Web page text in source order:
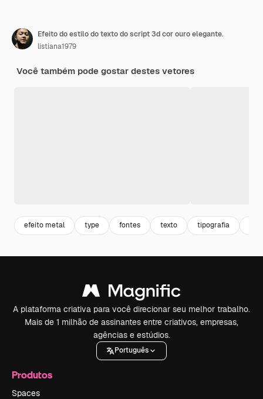
Efeito do estilo do texto do script 3d cor ouro elegante.
listiana1979
Você também pode gostar destes vetores
efeito metal type fontes texto tipografia
A plataforma criativa para você direcionar seu melhor trabalho.
Mais de 1 milhão de assinantes entre criativos, empresas,
agências e estúdios.
Português
Produtos
Spaces